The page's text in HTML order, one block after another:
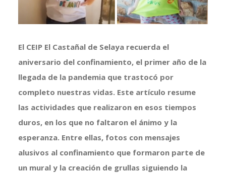
El CEIP El Castañal de Selaya recuerda el
aniversario del confinamiento, el primer año de la
llegada de la pandemia que trastocó por
completo nuestras vidas. Este artículo resume
las actividades que realizaron en esos tiempos
duros, en los que no faltaron el ánimo y la
esperanza. Entre ellas, fotos con mensajes
alusivos al confinamiento que formaron parte de
un mural y la creación de grullas siguiendo la